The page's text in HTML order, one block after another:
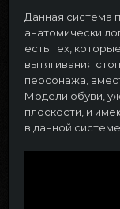
Данная система
анатомически
есть тех,
вытягивания
персонажа,
Модели обуви,
плоскости, и
в данной